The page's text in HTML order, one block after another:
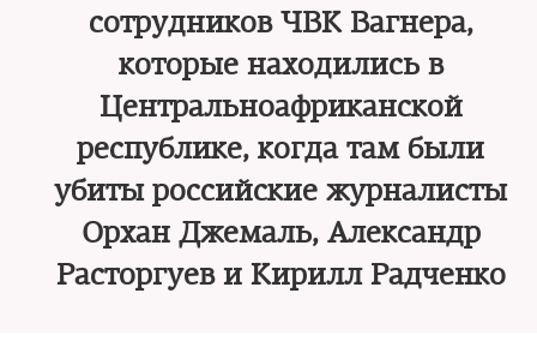
сотрудников ЧВК Вагнера,
которые находились в
Центральноафриканской
республике, когда там были
убиты российские журналисты
Орхан Джемаль, Александр
Расторгуев и Кирилл Радченко